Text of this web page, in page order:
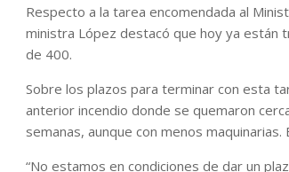
Respecto a la tarea encomendada al
ministra López destacó que hoy ya están
de 400.
Sobre los plazos para terminar con esta
anterior incendio donde se quemaron
semanas, aunque con menos
“No estamos en condiciones de dar un